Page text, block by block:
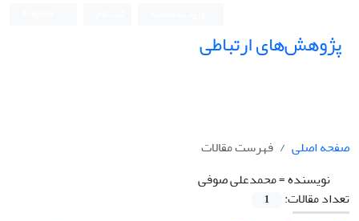
پژوهش‌های ارتباطی
صفحه اصلی
فهرست مقالات
نویسنده =محمدعلی صوفی
تعداد مقالات:
1